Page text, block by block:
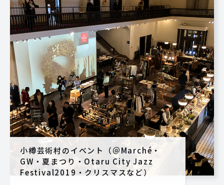
小樽芸術村のイベント（＠Marché・
GW・夏まつり・Otaru City Jazz
Festival2019・クリスマスなど）